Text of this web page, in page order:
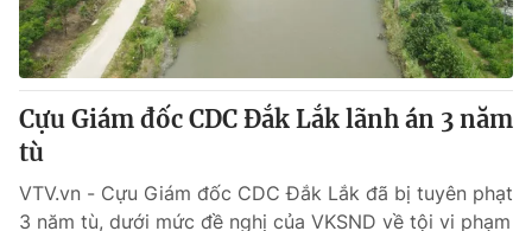
Cựu Giám đốc CDC Đắk Lắk lãnh án 3 năm
tù
VTV.vn - Cựu Giám đốc CDC Đắk Lắk đã bị tuyên phạt
3 năm tù, dưới mức đề nghị của VKSND về tội vi phạm